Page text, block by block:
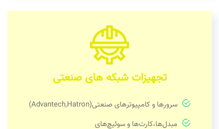
تجهیزات شبکه های صنعتی
سرورها و کامپیوترهای صنعتی(Advantech,Hatron)
مبدل‌ها،کارت‌ها و سوئیچ‌های